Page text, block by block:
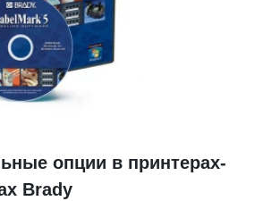
опции в принтерах-
Brady